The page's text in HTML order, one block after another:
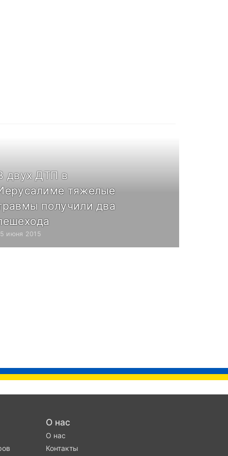
двух ДТП в
тяжелые
получили два
июня 2015
О нас
О нас
Контакты